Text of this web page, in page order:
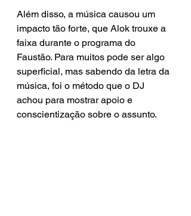
Além disso, a música causou um
impacto tão forte, que Alok trouxe a
faixa durante o programa do
Faustão. Para muitos pode ser algo
superficial, mas sabendo da letra da
música, foi o método que o DJ
achou para mostrar apoio e
conscientização sobre o assunto.